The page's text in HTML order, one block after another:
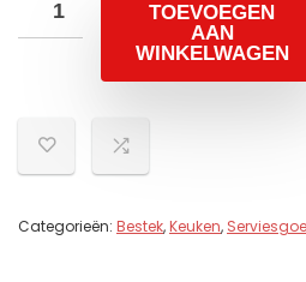
TOEVOEGEN
AAN
WINKELWAGEN
Categorieën: Bestek,Keuken,